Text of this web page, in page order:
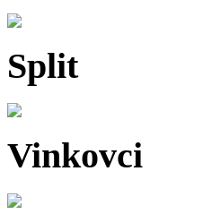
Split
Vinkovci